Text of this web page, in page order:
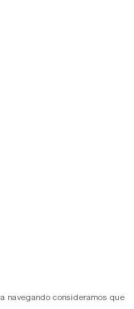
navegando consideramos que